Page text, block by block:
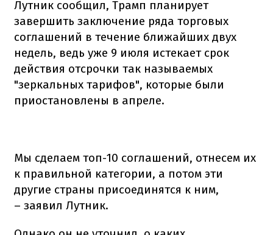
Лутник сообщил, Трамп планирует
завершить заключение ряда торговых
соглашений в течение ближайших двух
недель, ведь уже 9 июля истекает срок
действия отсрочки так называемых
"зеркальных тарифов", которые были
приостановлены в апреле.
Мы сделаем топ-10 соглашений, отнесем их
к правильной категории, а потом эти
другие страны присоединятся к ним,
– заявил Лутник.